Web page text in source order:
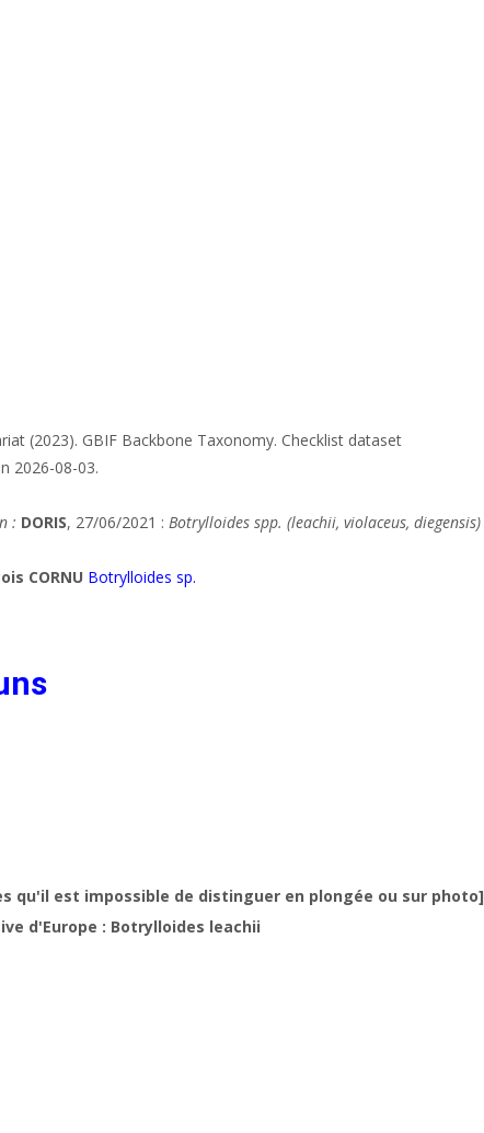
(2023). GBIF Backbone Taxonomy. Checklist dataset
2026-08-03.
: DORIS, 27/06/2021 : Botrylloides spp. (leachii, violaceus, diegensis)
CORNU Botrylloides sp.
qu'il est impossible de distinguer en plongée ou sur photo]
d'Europe : Botrylloides leachii